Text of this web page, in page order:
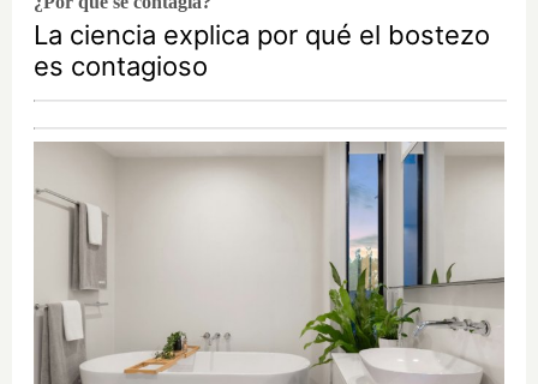
La ciencia explica por qué el bostezo
es contagioso